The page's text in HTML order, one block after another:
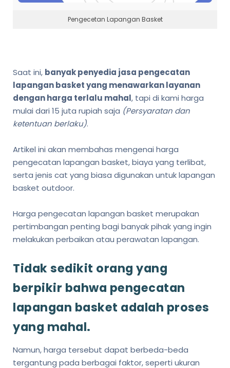
Pengecetan Lapangan Basket
Saat ini, banyak penyedia jasa pengecatan
lapangan basket yang menawarkan layanan
dengan harga terlalu mahal, tapi di kami harga
mulai dari 15 juta rupiah saja (Persyaratan dan
ketentuan berlaku).
Artikel ini akan membahas mengenai harga
pengecatan lapangan basket, biaya yang terlibat,
serta jenis cat yang biasa digunakan untuk lapangan
basket outdoor.
Harga pengecatan lapangan basket merupakan
pertimbangan penting bagi banyak pihak yang ingin
melakukan perbaikan atau perawatan lapangan.
Tidak sedikit orang yang
berpikir bahwa pengecatan
lapangan basket adalah proses
yang mahal.
Namun, harga tersebut dapat berbeda-beda
tergantung pada berbagai faktor, seperti ukuran